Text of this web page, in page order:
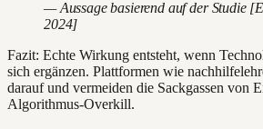
— Aussage basierend auf der Studie
2024]
Fazit: Echte Wirkung entsteht, wenn
sich ergänzen. Plattformen wie
darauf und vermeiden die Sackgassen von
Algorithmus-Overkill.